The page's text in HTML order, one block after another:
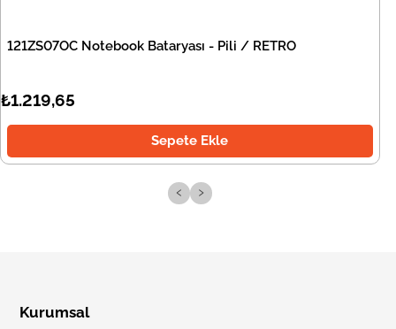
121ZS07OC Notebook Bataryası - Pili / RETRO
₺1.219,65
Sepete Ekle
‹ ›
Kurumsal